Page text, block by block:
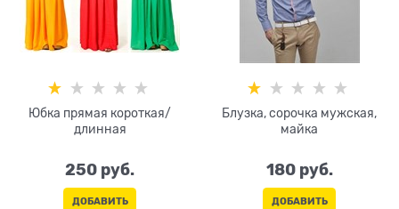
Юбка прямая короткая/
длинная
250 руб.
ДОБАВИТЬ
Блузка, сорочка мужская,
майка
180 руб.
ДОБАВИТЬ